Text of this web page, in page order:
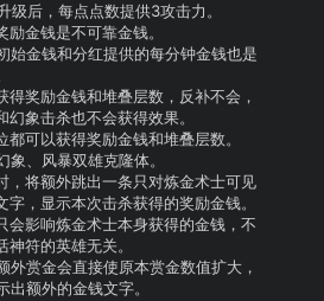
级后，每点点数提供3攻击力。
金钱是不可靠金钱。
始金钱和分红提供的每分钟金钱也是
得奖励金钱和堆叠层数，反补不会，
幻象击杀也不会获得效果。
都可以获得奖励金钱和堆叠层数。
象、风暴双雄克隆体。
，将额外跳出一条只对炼金术士可见
字，显示本次击杀获得的奖励金钱。
会影响炼金术士本身获得的金钱，不
符的英雄无关。
外赏金会直接使原本赏金数值扩大，
出额外的金钱文字。